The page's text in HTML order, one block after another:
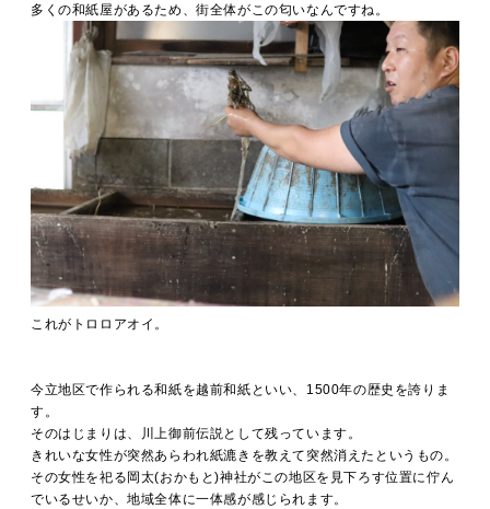
多くの和紙屋があるため、街全体がこの匂いなんですね。
これがトロロアオイ。
今立地区で作られる和紙を越前和紙といい、1500年の歴史を誇りま
す。
そのはじまりは、川上御前伝説として残っています。
きれいな女性が突然あらわれ紙漉きを教えて突然消えたというもの。
その女性を祀る岡太(おかもと)神社がこの地区を見下ろす位置に佇ん
でいるせいか、地域全体に一体感が感じられます。